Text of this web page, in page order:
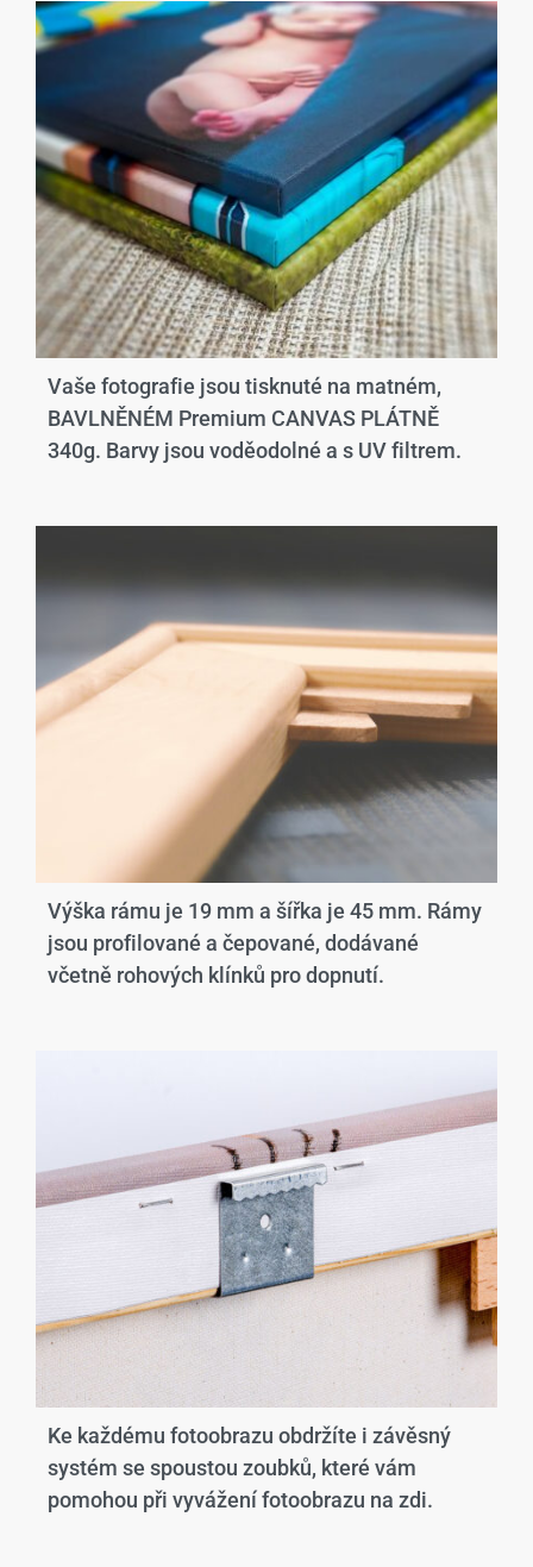
Vaše fotografie jsou tisknuté na matném,
BAVLNĚNÉM Premium CANVAS PLÁTNĚ
340g. Barvy jsou voděodolné a s UV filtrem.
Výška rámu je 19 mm a šířka je 45 mm. Rámy
jsou profilované a čepované, dodávané
včetně rohových klínků pro dopnutí.
Ke každému fotoobrazu obdržíte i závěsný
systém se spoustou zoubků, které vám
pomohou při vyvážení fotoobrazu na zdi.